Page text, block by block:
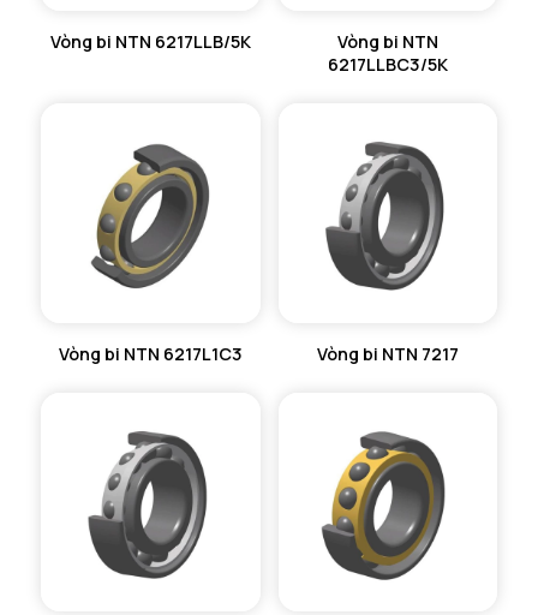
Vòng bi NTN 6217LLB/5K
Vòng bi NTN
6217LLBC3/5K
Vòng bi NTN 6217L1C3 Vòng bi NTN 7217